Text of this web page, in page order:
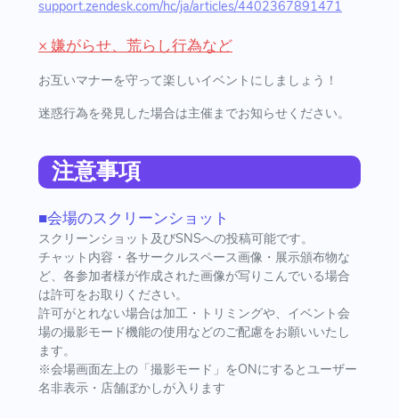
support.zendesk.com/hc/ja/articles/4402367891471
× 嫌がらせ、荒らし行為など
お互いマナーを守って楽しいイベントにしましょう！
迷惑行為を発見した場合は主催までお知らせください。
注意事項
■会場のスクリーンショット
スクリーンショット及びSNSへの投稿可能です。
チャット内容・各サークルスペース画像・展示頒布物な
ど、各参加者様が作成された画像が写りこんでいる場合
は許可をお取りください。
許可がとれない場合は加工・トリミングや、イベント会
場の撮影モード機能の使用などのご配慮をお願いいたし
ます。
※会場画面左上の「撮影モード」をONにするとユーザー
名非表示・店舗ぼかしが入ります